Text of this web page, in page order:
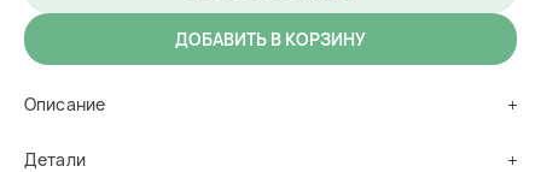
ДОБАВИТЬ В КОРЗИНУ
Описание
Детали